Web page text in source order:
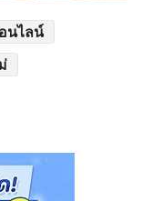
นไลน์